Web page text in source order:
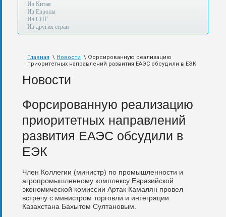
Внуково,
также
авиа,
железной
дороге.
Из Китая
Из Европы
Из СНГ
Из других стран
Главная \ Новости \ Форсированную реализацию
приоритетных направлений развития ЕАЭС обсудили в ЕЭК
Новости
Форсированную реализацию
приоритетных направлений
развития ЕАЭС обсудили в
ЕЭК
Член Коллегии (министр) по промышленности и
агропромышленному комплексу Евразийской
экономической комиссии Артак Камалян провел
встречу с министром торговли и интеграции
Казахстана Бахытом Султановым.